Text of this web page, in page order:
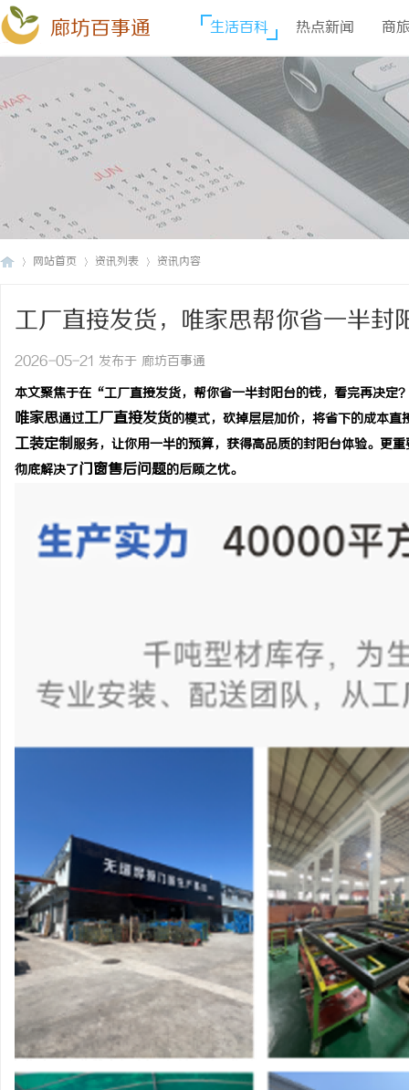
廊坊百事通 生活百科 热点新闻 商
网站首页 资讯列表 资讯内容
工厂直接发货，唯家思帮你省一半封
2026-05-21 发布于 廊坊百事通
本文聚焦于在“工厂直接发货，帮你省一半封阳台的钱，看完再决定
唯家思通过工厂直接发货的模式，砍掉层层加价，将省下的成本
工装定制服务，让你用一半的预算，获得高品质的封阳台体验。更
彻底解决了门窗售后问题的后顾之忧。
揭秘！专业充电桩项目软件开发商，究竟藏着
哪些行业秘诀？
北京考研机构避坑